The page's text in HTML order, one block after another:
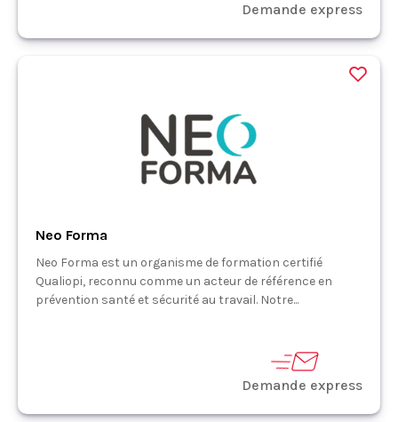
Demande express
Neo Forma
Neo Forma est un organisme de formation certifié
Qualiopi, reconnu comme un acteur de référence en
prévention santé et sécurité au travail. Notre...
Demande express